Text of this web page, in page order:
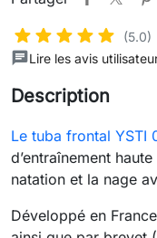
(5.0)
Lire les avis
Description
Le tuba frontal YSTI
d’entraînement
natation et la nage
Développé en